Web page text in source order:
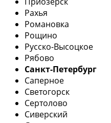
Рахья
Романовка
Рощино
Русско-Высоцкое
Рябово
Санкт-Петербург
Саперное
Светогорск
Сертолово
Сиверский